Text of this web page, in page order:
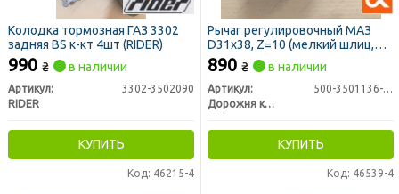
Колодка тормозная ГАЗ 3302
задняя BS к-кт 4шт (RIDER)
990 ₴ в наличии
Артикул:
3302-3502090
RIDER
КУПИТЬ
Код: 46215-4
Рычаг регулировочный МАЗ
D31х38, Z=10 (мелкий шлиц,
трещетка) (ДК)
890 ₴ в наличии
Артикул:
500-3501136-05
Дорожня карта
КУПИТЬ
Код: 46539-4